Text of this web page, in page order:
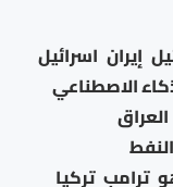
إيران اسرائيل
الاصطناعي
العراق
النفط
ترامب تركيا